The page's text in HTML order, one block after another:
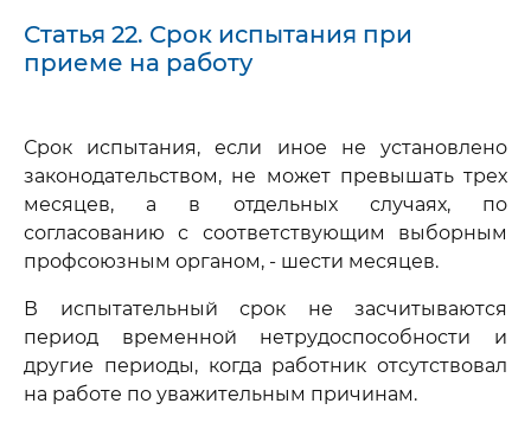
Статья 22. Срок испытания при
приеме на работу
Срок испытания, если иное не установлено
законодательством, не может превышать трех
месяцев, а в отдельных случаях, по
согласованию с соответствующим выборным
профсоюзным органом, - шести месяцев.
В испытательный срок не засчитываются
период временной нетрудоспособности и
другие периоды, когда работник отсутствовал
на работе по уважительным причинам.